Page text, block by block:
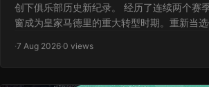
创下俱乐部历史新纪录。 经历了连续两个赛
窗成为皇家马德里的重大转型时期。重新当
·7 Aug 2026·0 views